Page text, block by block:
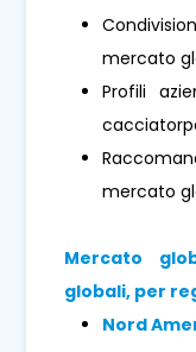
mercato
Profili
mercato
Mercato
globali, per
Nord